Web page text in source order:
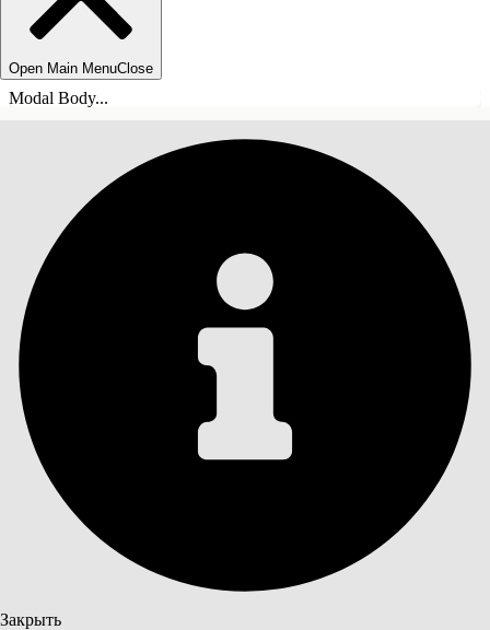
Open Main MenuClose
Modal Body...
Закрыть
СОДЕРЖАНИЕ